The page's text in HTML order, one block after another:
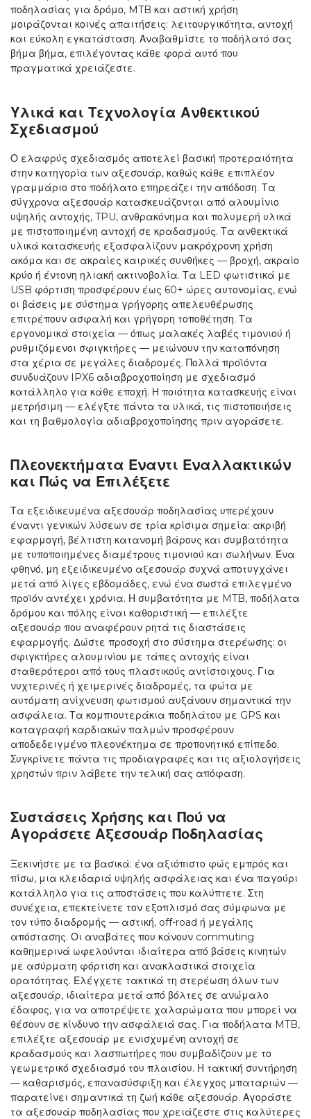
ποδηλασίας για δρόμο, MTB και αστική χρήση
μοιράζονται κοινές απαιτήσεις: λειτουργικότητα, αντοχή
και εύκολη εγκατάσταση. Αναβαθμίστε το ποδήλατό σας
βήμα βήμα, επιλέγοντας κάθε φορά αυτό που
πραγματικά χρειάζεστε.
Υλικά και Τεχνολογία Ανθεκτικού
Σχεδιασμού
Ο ελαφρύς σχεδιασμός αποτελεί βασική προτεραιότητα
στην κατηγορία των αξεσουάρ, καθώς κάθε επιπλέον
γραμμάριο στο ποδήλατο επηρεάζει την απόδοση. Τα
σύγχρονα αξεσουάρ κατασκευάζονται από αλουμίνιο
υψηλής αντοχής, TPU, ανθρακόνημα και πολυμερή υλικά
με πιστοποιημένη αντοχή σε κραδασμούς. Τα ανθεκτικά
υλικά κατασκευής εξασφαλίζουν μακρόχρονη χρήση
ακόμα και σε ακραίες καιρικές συνθήκες — βροχή, ακραίο
κρύο ή έντονη ηλιακή ακτινοβολία. Τα LED φωτιστικά με
USB φόρτιση προσφέρουν έως 60+ ώρες αυτονομίας, ενώ
οι βάσεις με σύστημα γρήγορης απελευθέρωσης
επιτρέπουν ασφαλή και γρήγορη τοποθέτηση. Τα
εργονομικά στοιχεία — όπως μαλακές λαβές τιμονιού ή
ρυθμιζόμενοι σφιγκτήρες — μειώνουν την καταπόνηση
στα χέρια σε μεγάλες διαδρομές. Πολλά προϊόντα
συνδυάζουν IPX6 αδιαβροχοποίηση με σχεδιασμό
κατάλληλο για κάθε εποχή. Η ποιότητα κατασκευής είναι
μετρήσιμη — ελέγξτε πάντα τα υλικά, τις πιστοποιήσεις
και τη βαθμολογία αδιαβροχοποίησης πριν αγοράσετε.
Πλεονεκτήματα Έναντι Εναλλακτικών
και Πώς να Επιλέξετε
Τα εξειδικευμένα αξεσουάρ ποδηλασίας υπερέχουν
έναντι γενικών λύσεων σε τρία κρίσιμα σημεία: ακριβή
εφαρμογή, βέλτιστη κατανομή βάρους και συμβατότητα
με τυποποιημένες διαμέτρους τιμονιού και σωλήνων. Ένα
φθηνό, μη εξειδικευμένο αξεσουάρ συχνά αποτυγχάνει
μετά από λίγες εβδομάδες, ενώ ένα σωστά επιλεγμένο
προϊόν αντέχει χρόνια. Η συμβατότητα με MTB, ποδήλατα
δρόμου και πόλης είναι καθοριστική — επιλέξτε
αξεσουάρ που αναφέρουν ρητά τις διαστάσεις
εφαρμογής. Δώστε προσοχή στο σύστημα στερέωσης: οι
σφιγκτήρες αλουμινίου με τάπες αντοχής είναι
σταθερότεροι από τους πλαστικούς αντίστοιχους. Για
νυχτερινές ή χειμερινές διαδρομές, τα φώτα με
αυτόματη ανίχνευση φωτισμού αυξάνουν σημαντικά την
ασφάλεια. Τα κομπιουτεράκια ποδηλάτου με GPS και
καταγραφή καρδιακών παλμών προσφέρουν
αποδεδειγμένο πλεονέκτημα σε προπονητικό επίπεδο.
Συγκρίνετε πάντα τις προδιαγραφές και τις αξιολογήσεις
χρηστών πριν λάβετε την τελική σας απόφαση.
Συστάσεις Χρήσης και Πού να
Αγοράσετε Αξεσουάρ Ποδηλασίας
Ξεκινήστε με τα βασικά: ένα αξιόπιστο φώς εμπρός και
πίσω, μια κλειδαριά υψηλής ασφάλειας και ένα παγούρι
κατάλληλο για τις αποστάσεις που καλύπτετε. Στη
συνέχεια, επεκτείνετε τον εξοπλισμό σας σύμφωνα με
τον τύπο διαδρομής — αστική, off-road ή μεγάλης
απόστασης. Οι αναβάτες που κάνουν commuting
καθημερινά ωφελούνται ιδιαίτερα από βάσεις κινητών
με ασύρματη φόρτιση και ανακλαστικά στοιχεία
ορατότητας. Ελέγχετε τακτικά τη στερέωση όλων των
αξεσουάρ, ιδιαίτερα μετά από βόλτες σε ανώμαλο
έδαφος, για να αποτρέψετε χαλαρώματα που μπορεί να
θέσουν σε κίνδυνο την ασφάλειά σας. Για ποδήλατα MTB,
επιλέξτε αξεσουάρ με ενισχυμένη αντοχή σε
κραδασμούς και λασπωτήρες που συμβαδίζουν με το
γεωμετρικό σχεδιασμό του πλαισίου. Η τακτική συντήρηση
— καθαρισμός, επανασύσφιξη και έλεγχος μπαταριών —
παρατείνει σημαντικά τη ζωή κάθε αξεσουάρ. Αγοράστε
τα αξεσουάρ ποδηλασίας που χρειάζεστε στις καλύτερες